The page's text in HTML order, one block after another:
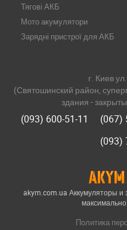
akym.com.ua Аккумуляторы и
Политика
Тягові АКБ
Мото акумулятори
Зарядні пристрої для АКБ
г. Киев
(Святошинский район,
здания -
(093) 600-51-11 (067)
(093)